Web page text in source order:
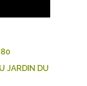
JARDIN DU